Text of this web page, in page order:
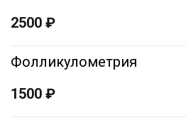
2500 ₽
Фолликулометрия
1500 ₽